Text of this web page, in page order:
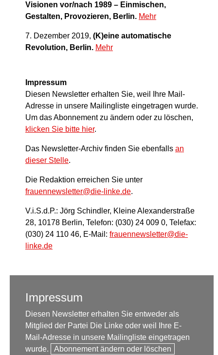
Visionen vor/nach 1989 – Einmischen,
Gestalten, Provozieren, Berlin. Mehr
7. Dezember 2019, (K)eine automatische
Revolution, Berlin. Mehr
Impressum
Diesen Newsletter erhalten Sie, weil Ihre Mail-
Adresse in unsere Mailingliste eingetragen wurde.
Um das Abonnement zu ändern oder zu löschen,
klicken Sie bitte hier.
Das Newsletter-Archiv finden Sie ebenfalls an
dieser Stelle.
Die Redaktion erreichen Sie unter
frauennewsletter@die-linke.de.
V.i.S.d.P.: Jörg Schindler, Kleine Alexanderstraße
28, 10178 Berlin, Telefon: (030) 24 009 0, Telefax:
(030) 24 110 46, E-Mail: frauennewsletter@die-
linke.de
Impressum
Diesen Newsletter erhalten Sie entweder als
Mitglied der Partei Die Linke oder weil Ihre E-
Mail-Adresse in unsere Mailingliste eingetragen
wurde.
Abonnement ändern oder löschen